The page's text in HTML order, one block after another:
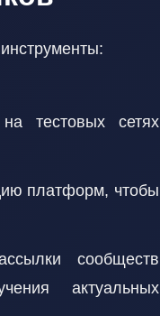
тестовых сетях
платформ, чтобы
сообществ
актуальных